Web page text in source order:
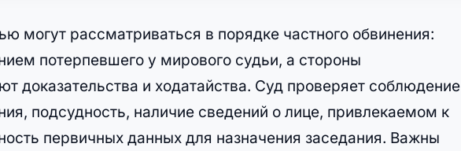
могут рассматриваться в порядке частного обвинения:
потерпевшего у мирового судьи, а стороны
доказательства и ходатайства. Суд проверяет соблюдение
подсудность, наличие сведений о лице, привлекаемом к
первичных данных для назначения заседания. Важны